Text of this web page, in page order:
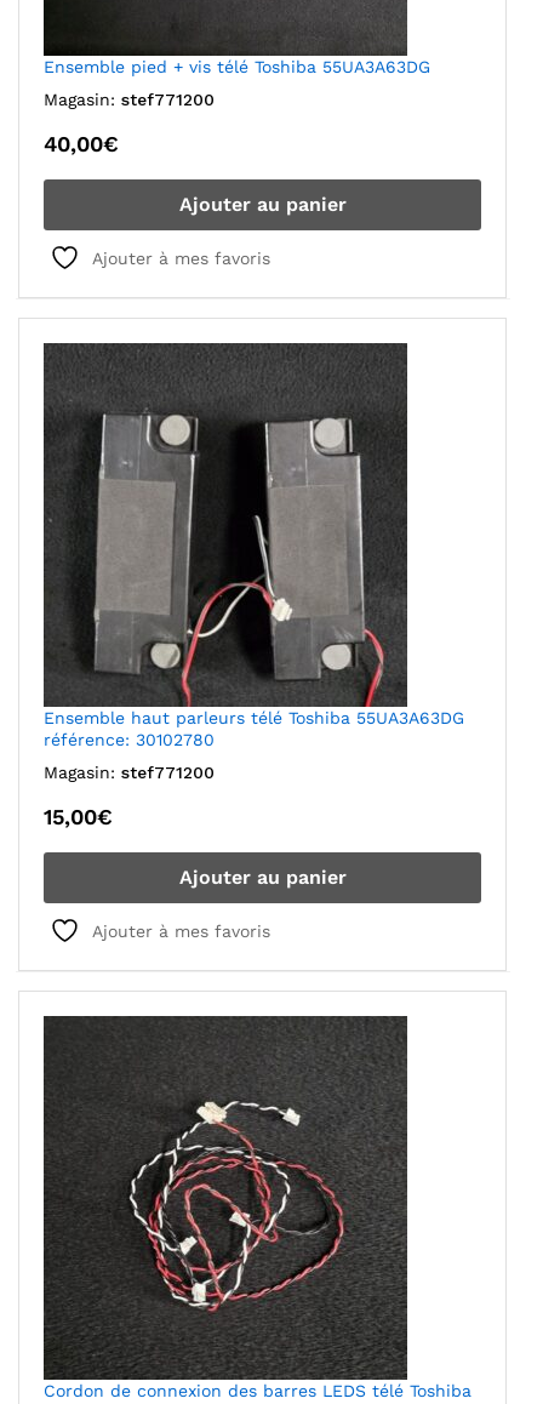
Ensemble pied + vis télé Toshiba 55UA3A63DG
Magasin: stef771200
40,00€
Ajouter au panier
Ajouter à mes favoris
Ensemble haut parleurs télé Toshiba 55UA3A63DG
référence: 30102780
Magasin: stef771200
15,00€
Ajouter au panier
Ajouter à mes favoris
Cordon de connexion des barres LEDS télé Toshiba